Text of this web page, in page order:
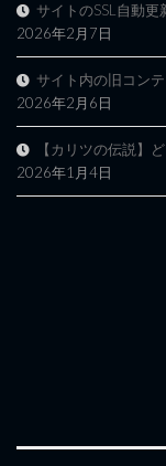
サイトのSSL自動
2026年2月7日
サイト内の旧コン
2026年2月6日
【カリツの伝説】
2026年1月4日